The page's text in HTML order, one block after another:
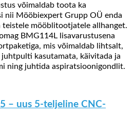
võimaldab toota ka
nii Mööbiexpert Grupp OÜ enda
teistele mööblitootjatele allhanget.
BMG114L lisavarustusena
mis võimaldab lihtsalt,
kasutamata, käivitada ja
ning juhtida aspiratsioonigondlit.
– uus 5-teljeline CNC-